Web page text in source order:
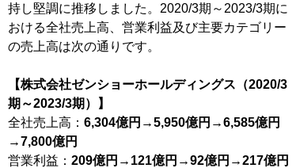
持し堅調に推移しました。2020/3期～2023/3期に
おける全社売上高、営業利益及び主要カテゴリー
の売上高は次の通りです。
【株式会社ゼンショーホールディングス（2020/3
期～2023/3期）】
全社売上高： 6,304億円→5,950億円→6,585億円
→7,800億円
営業利益： 209億円→121億円→92億円→217億円